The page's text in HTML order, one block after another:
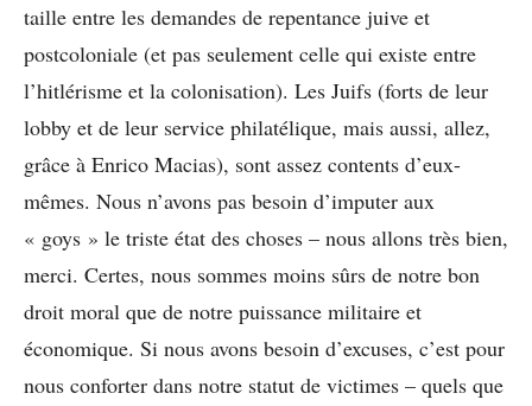
taille entre les demandes de repentance juive et
postcoloniale (et pas seulement celle qui existe entre
l’hitlérisme et la colonisation). Les Juifs (forts de leur
lobby et de leur service philatélique, mais aussi, allez,
grâce à Enrico Macias), sont assez contents d’eux-
mêmes. Nous n’avons pas besoin d’imputer aux
« goys » le triste état des choses – nous allons très bien,
merci. Certes, nous sommes moins sûrs de notre bon
droit moral que de notre puissance militaire et
économique. Si nous avons besoin d’excuses, c’est pour
nous conforter dans notre statut de victimes – quels que